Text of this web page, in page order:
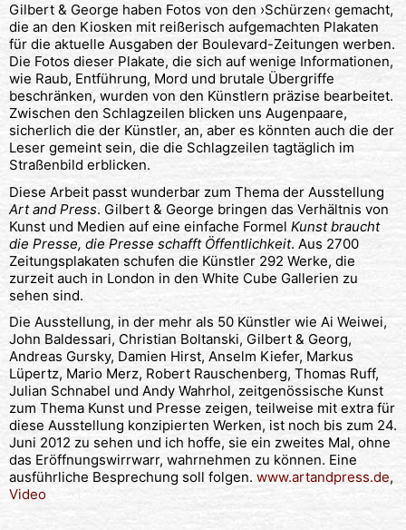
Gilbert & George haben Fotos von den ›Schürzen‹ gemacht,
die an den Kiosken mit reißerisch aufgemachten Plakaten
für die aktuelle Ausgaben der Boulevard-Zeitungen werben.
Die Fotos dieser Plakate, die sich auf wenige Informationen,
wie Raub, Entführung, Mord und brutale Übergriffe
beschränken, wurden von den Künstlern präzise bearbeitet.
Zwischen den Schlagzeilen blicken uns Augenpaare,
sicherlich die der Künstler, an, aber es könnten auch die der
Leser gemeint sein, die die Schlagzeilen tagtäglich im
Straßenbild erblicken.
Diese Arbeit passt wunderbar zum Thema der Ausstellung
Art and Press. Gilbert & George bringen das Verhältnis von
Kunst und Medien auf eine einfache Formel Kunst braucht
die Presse, die Presse schafft Öffentlichkeit. Aus 2700
Zeitungsplakaten schufen die Künstler 292 Werke, die
zurzeit auch in London in den White Cube Gallerien zu
sehen sind.
Die Ausstellung, in der mehr als 50 Künstler wie Ai Weiwei,
John Baldessari, Christian Boltanski, Gilbert & Georg,
Andreas Gursky, Damien Hirst, Anselm Kiefer, Markus
Lüpertz, Mario Merz, Robert Rauschenberg, Thomas Ruff,
Julian Schnabel und Andy Wahrhol, zeitgenössische Kunst
zum Thema Kunst und Presse zeigen, teilweise mit extra für
diese Ausstellung konzipierten Werken, ist noch bis zum 24.
Juni 2012 zu sehen und ich hoffe, sie ein zweites Mal, ohne
das Eröffnungswirrwarr, wahrnehmen zu können. Eine
ausführliche Besprechung soll folgen. www.artandpress.de,
Video